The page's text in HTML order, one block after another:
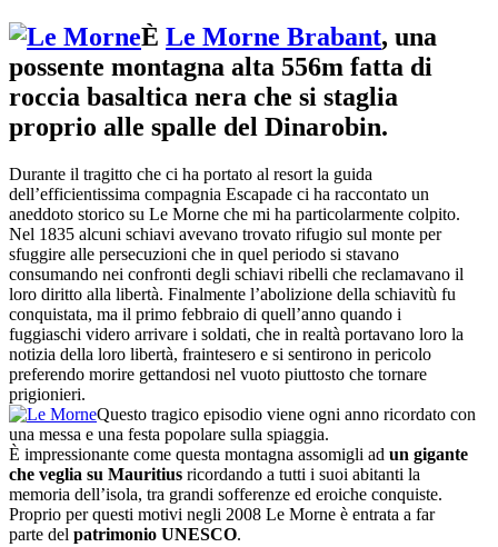
È Le Morne Brabant, una
possente montagna alta 556m fatta di
roccia basaltica nera che si staglia
proprio alle spalle del Dinarobin.
Durante il tragitto che ci ha portato al resort la guida
dell’efficientissima compagnia Escapade ci ha raccontato un
aneddoto storico su Le Morne che mi ha particolarmente colpito.
Nel 1835 alcuni schiavi avevano trovato rifugio sul monte per
sfuggire alle persecuzioni che in quel periodo si stavano
consumando nei confronti degli schiavi ribelli che reclamavano il
loro diritto alla libertà. Finalmente l’abolizione della schiavitù fu
conquistata, ma il primo febbraio di quell’anno quando i
fuggiaschi videro arrivare i soldati, che in realtà portavano loro la
notizia della loro libertà, fraintesero e si sentirono in pericolo
preferendo morire gettandosi nel vuoto piuttosto che tornare
prigionieri.
Questo tragico episodio viene ogni anno ricordato con
una messa e una festa popolare sulla spiaggia.
È impressionante come questa montagna assomigli ad un gigante
che veglia su Mauritius ricordando a tutti i suoi abitanti la
memoria dell’isola, tra grandi sofferenze ed eroiche conquiste.
Proprio per questi motivi negli 2008 Le Morne è entrata a far
parte del patrimonio UNESCO.